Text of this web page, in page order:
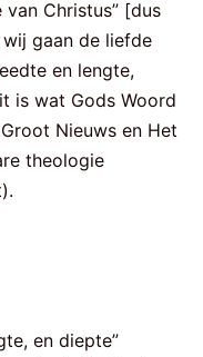
Christus” [dus
gaan de liefde
en lengte,
is wat Gods Woord
Nieuws en Het
theologie
en diepte”